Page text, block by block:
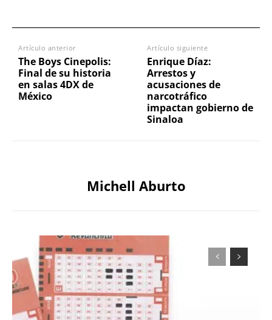
Artículo anterior
The Boys Cinepolis:
Final de su historia
en salas 4DX de
México
Artículo siguiente
Enrique Díaz:
Arrestos y
acusaciones de
narcotráfico
impactan gobierno de
Sinaloa
Michell Aburto